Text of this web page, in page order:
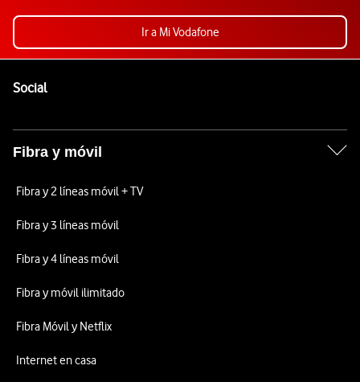
Ir a Mi Vodafone
SocialEnlaces a las redes sociales de Vodafone
Fibra y móvil
Fibra y 2 líneas móvil + TV
Fibra y 3 líneas móvil
Fibra y 4 líneas móvil
Fibra y móvil ilimitado
Fibra Móvil y Netflix
Internet en casa